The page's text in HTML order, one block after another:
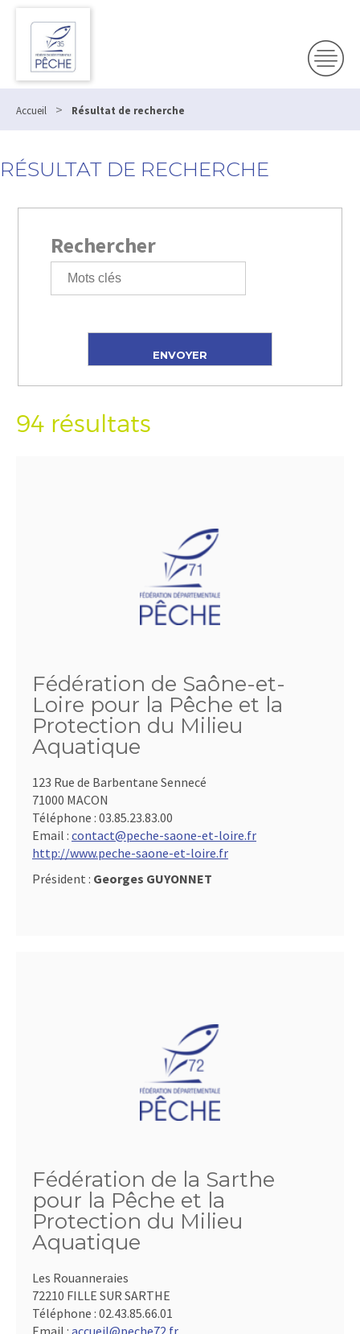
Accueil > Résultat de recherche
RÉSULTAT DE RECHERCHE
Rechercher
94 résultats
Fédération de Saône-et-
Loire pour la Pêche et la
Protection du Milieu
Aquatique
123 Rue de Barbentane Sennecé
71000 MACON
Téléphone : 03.85.23.83.00
Email : contact@peche-saone-et-loire.fr
http://www.peche-saone-et-loire.fr
Président : Georges GUYONNET
Fédération de la Sarthe
pour la Pêche et la
Protection du Milieu
Aquatique
Les Rouanneraies
72210 FILLE SUR SARTHE
Téléphone : 02.43.85.66.01
Email : accueil@peche72.fr